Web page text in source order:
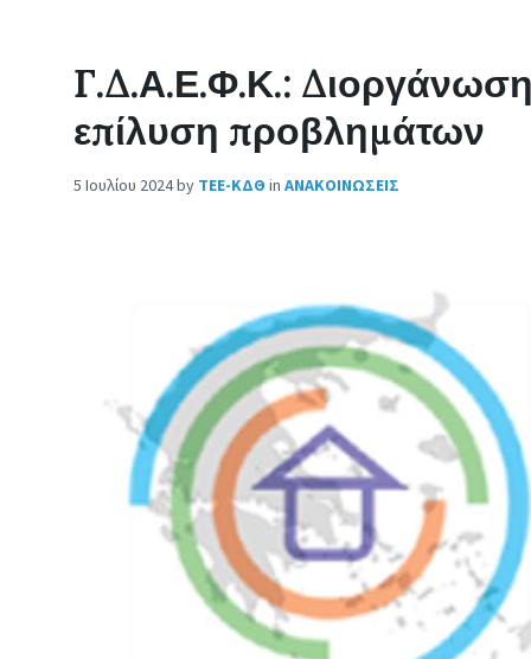
Γ.Δ.Α.Ε.Φ.Κ.:
επίλυση προβλημάτων
5 Ιουλίου 2024by ΤΕΕ-ΚΔΘ in ΑΝΑΚΟΙΝΩΣΕΙΣ